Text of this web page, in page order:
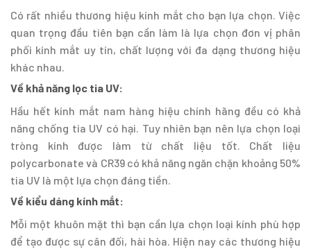
Có rất nhiều thương hiệu kính mắt cho bạn lựa chọn. Việc
quan trọng đầu tiên bạn cần làm là lựa chọn đơn vị phân
phối kính mắt uy tín, chất lượng với đa dạng thương hiệu
khác nhau.
Về khả năng lọc tia UV:
Hầu hết kính mắt nam hàng hiệu chính hãng đều có khả
năng chống tia UV có hại. Tuy nhiên bạn nên lựa chọn loại
tròng kính được làm từ chất liệu tốt. Chất liệu
polycarbonate và CR39 có khả năng ngăn chặn khoảng 50%
tia UV là một lựa chọn đáng tiền.
Về kiểu dáng kính mắt:
Mỗi một khuôn mặt thì bạn cần lựa chọn loại kính phù hợp
để tạo được sự cân đối, hài hòa. Hiện nay các thương hiệu